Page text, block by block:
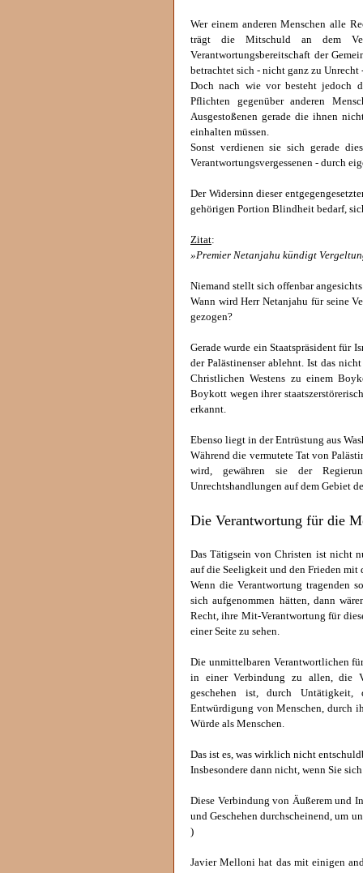
Wer einem anderen Menschen alle
trägt die Mitschuld an dem
Verantwortungsbereitschaft der
betrachtet sich - nicht ganz zu
Doch nach wie vor besteht jedoch
Pflichten gegenüber anderen
Ausgestoßenen gerade die ihnen
einhalten müssen.
Sonst verdienen sie sich gerade
Verantwortungsvergessenen - durch
Der Widersinn dieser
gehörigen Portion Blindheit bedarf,
Zitat:
»Premier Netanjahu kündigt
Niemand stellt sich offenbar
Wann wird Herr Netanjahu für seine
gezogen?
Gerade wurde ein Staatspräsident für
der Palästinenser ablehnt. Ist das
Christlichen Westens zu einem
Boykott wegen ihrer
erkannt.
Ebenso liegt in der Entrüstung aus
Während die vermutete Tat von
wird, gewähren sie der
Unrechtshandlungen auf dem Gebiet
Die Verantwortung für die
Das Tätigsein von Christen ist nicht
auf die Seeligkeit und den Frieden mit
Wenn die Verantwortung tragenden
sich aufgenommen hätten, dann
Recht, ihre Mit-Verantwortung für
einer Seite zu sehen.
Die unmittelbaren Verantwortlichen
in einer Verbindung zu allen, die
geschehen ist, durch
Entwürdigung von Menschen, durch
Würde als Menschen.
Das ist es, was wirklich nicht
Insbesondere dann nicht, wenn Sie
Diese Verbindung von Äußerem und
und Geschehen durchscheinend, um
)
Javier Melloni hat das mit einigen